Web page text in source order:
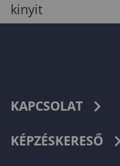
kinyit
KAPCSOLAT
KÉPZÉSKERESŐ